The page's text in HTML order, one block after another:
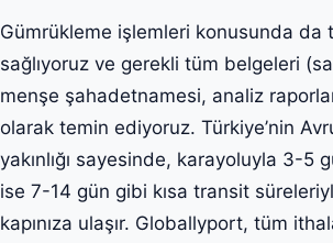
Gümrükleme işlemleri konusunda da
sağlıyoruz ve gerekli tüm belgeleri
menşe şahadetnamesi, analiz
olarak temin ediyoruz. Türkiye’nin
yakınlığı sayesinde, karayoluyla 3-5
ise 7-14 gün gibi kısa transit
kapınıza ulaşır. Globallyport, tüm